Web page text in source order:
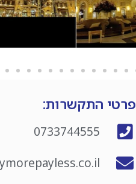
פרטי התקשרות:
0733744555